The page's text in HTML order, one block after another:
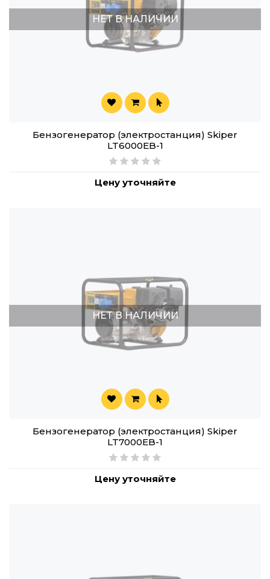
НЕТ В НАЛИЧИИ
Бензогенератор (электростанция) Skiper
LT6000EB-1
Цену уточняйте
НЕТ В НАЛИЧИИ
Бензогенератор (электростанция) Skiper
LT7000EB-1
Цену уточняйте